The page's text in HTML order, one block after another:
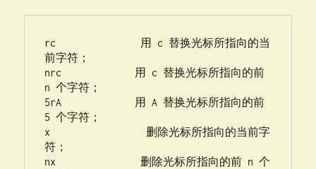
rc               用 c 替换光标所指向的当
前字符；
nrc             用 c 替换光标所指向的前
n 个字符；
5rA             用 A 替换光标所指向的前
5 个字符；
x                 删除光标所指向的当前字
符；
nx               删除光标所指向的前 n 个